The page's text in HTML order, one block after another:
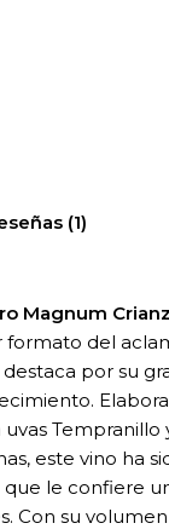
(1)
Magnum
formato del
destaca por su
Tempranillo
este vino ha
que le confiere
Con su